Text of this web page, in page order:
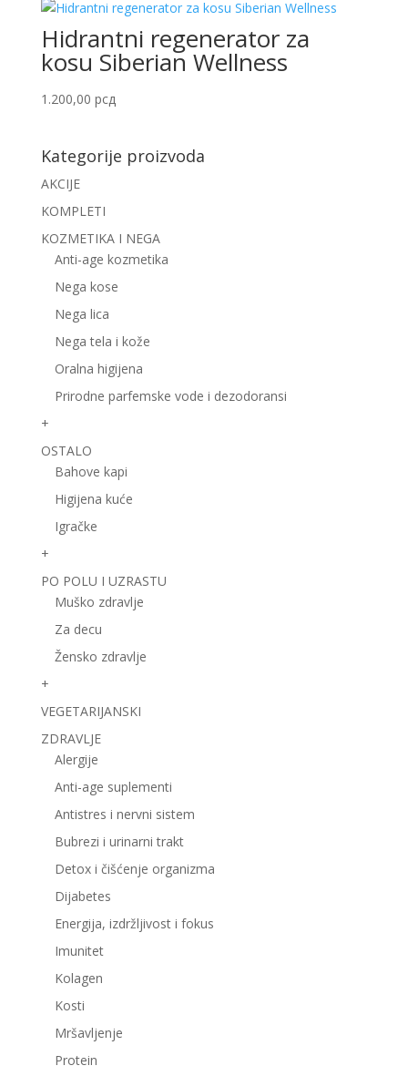
Hidrantni regenerator za
kosu Siberian Wellness
1.200,00 рсд
Kategorije proizvoda
AKCIJE
KOMPLETI
KOZMETIKA I NEGA
Anti-age kozmetika
Nega kose
Nega lica
Nega tela i kože
Oralna higijena
Prirodne parfemske vode i dezodoransi
+
OSTALO
Bahove kapi
Higijena kuće
Igračke
+
PO POLU I UZRASTU
Muško zdravlje
Za decu
Žensko zdravlje
+
VEGETARIJANSKI
ZDRAVLJE
Alergije
Anti-age suplementi
Antistres i nervni sistem
Bubrezi i urinarni trakt
Detox i čišćenje organizma
Dijabetes
Energija, izdržljivost i fokus
Imunitet
Kolagen
Kosti
Mršavljenje
Protein